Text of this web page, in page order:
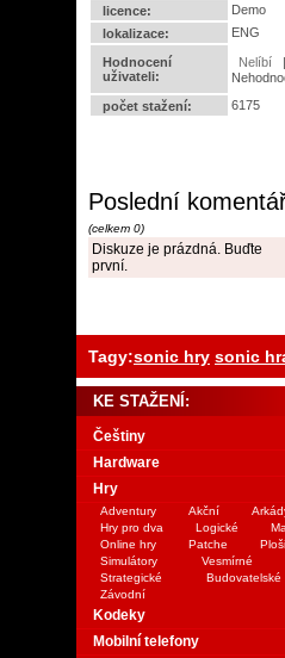
licence:
Demo
lokalizace:
ENG
Hodnocení
uživateli:
počet stažení:
6175
Poslední
(celkem 0)
Diskuze je prázdná. Buďte
první.
Tagy:sonic hry sonic
KE STAŽENÍ:
Češtiny
Hardware
Hry
Adventury Akční
Hry pro dva
Logické
Online hry
Patche
Simulátory
Vesmírné
Strategické
Budovatelské
Závodní
Kodeky
Mobilní telefony